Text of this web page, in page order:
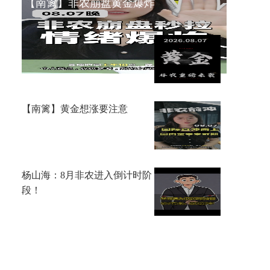
【南篱】非农崩盘黄金爆炸
李鸿彬：8.7黄金大非农来了，
你看涨还是看跌？
【南篱】黄金想涨要注意
杨山海：8月非农进入倒计时阶
段！